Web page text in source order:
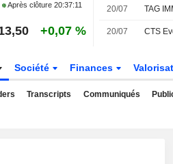
Après clôture 20:37:11
+0,07 %
20/07
20/07
Société Finances
Transcripts Communiqués